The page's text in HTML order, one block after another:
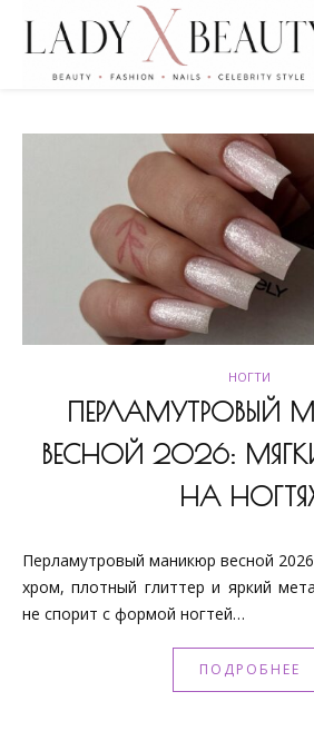
НОГТИ
ПЕРЛАМУТРОВЫЙ
ВЕСНОЙ 2026:
НА
Перламутровый маникюр весной 2026 выглядит мягче, чем
хром, плотный глиттер и яркий
не спорит с формой ногтей…
ПОДРОБНЕЕ